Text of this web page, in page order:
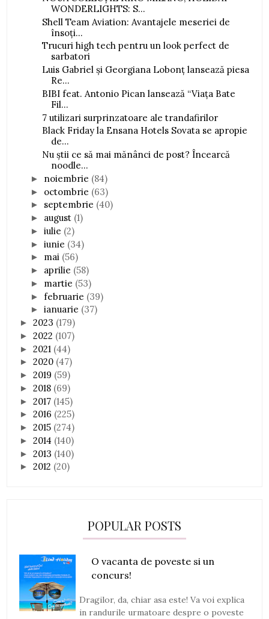
WONDERLIGHTS: S...
Shell Team Aviation: Avantajele meseriei de
însoți...
Trucuri high tech pentru un look perfect de
sarbatori
Luis Gabriel și Georgiana Lobonț lansează piesa
Re...
BIBI feat. Antonio Pican lansează “Viața Bate
Fil...
7 utilizari surprinzatoare ale trandafirilor
Black Friday la Ensana Hotels Sovata se apropie
de...
Nu știi ce să mai mănânci de post? Încearcă
noodle...
► noiembrie (84)
► octombrie (63)
► septembrie (40)
► august (1)
►iulie (2)
►iunie (34)
► mai (56)
► aprilie (58)
► martie (53)
►februarie (39)
►ianuarie (37)
►2023 (179)
►2022 (107)
►2021 (44)
►2020 (47)
►2019 (59)
►2018 (69)
►2017 (145)
►2016 (225)
►2015 (274)
►2014 (140)
►2013 (140)
►2012 (20)
POPULAR POSTS
O vacanta de poveste si un
concurs!
Dragilor, da, chiar asa este! Va voi explica
in randurile urmatoare despre o poveste